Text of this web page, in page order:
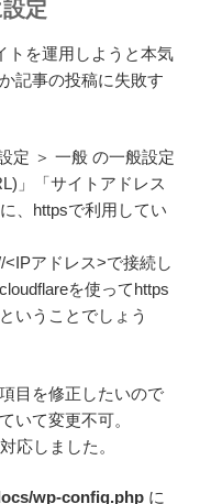
定
トを運用しようと本気
記事の投稿に失敗す
定 ＞ 一般 の一般設定
」「サイトアドレス
、httpsで利用してい
アドレス>で接続し
を使ってhttps
いうことでしょう
目を修正したいので
いて変更不可。
応しました。
wp-config.php に